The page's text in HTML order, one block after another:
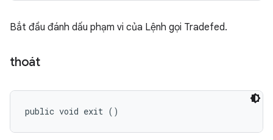
Bắt đầu đánh dấu phạm vi của Lệnh gọi Tradefed.
thoát
public void exit ()